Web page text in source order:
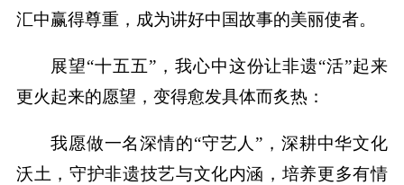
汇中赢得尊重，成为讲好中国故事的美丽使者。
展望“十五五”，我心中这份让非遗“活”起来
更火起来的愿望，变得愈发具体而炙热：
我愿做一名深情的“守艺人”，深耕中华文化
沃土，守护非遗技艺与文化内涵，培养更多有情